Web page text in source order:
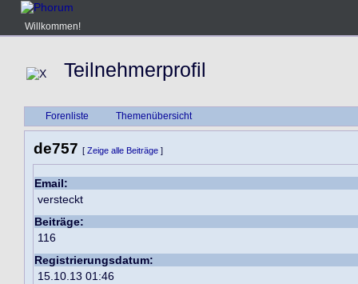
Willkommen!
Teilnehmerprofil
Forenliste Themenübersicht
de757 [ Zeige alle Beiträge ]
Email:
versteckt
Beiträge:
116
Registrierungsdatum:
15.10.13 01:46